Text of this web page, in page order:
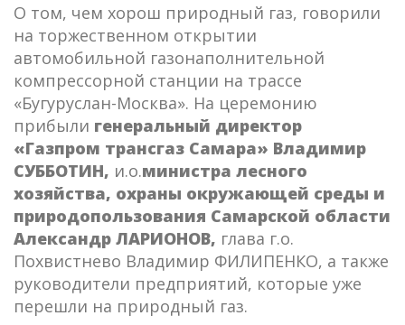
О том, чем хорош природный газ, говорили
на торжественном открытии
автомобильной газонаполнительной
компрессорной станции на трассе
«Бугуруслан-Москва». На церемонию
прибыли генеральный директор
«Газпром трансгаз Самара» Владимир
СУББОТИН, и.о.министра лесного
хозяйства, охраны окружающей среды и
природопользования Самарской области
Александр ЛАРИОНОВ, глава г.о.
Похвистнево Владимир ФИЛИПЕНКО, а также
руководители предприятий, которые уже
перешли на природный газ.